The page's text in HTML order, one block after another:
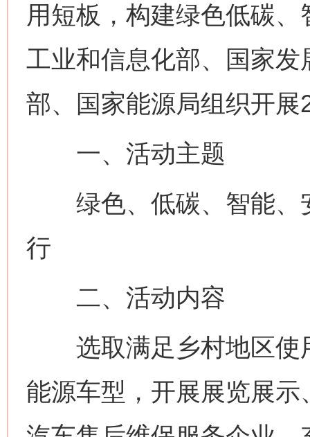
用短板，构建绿色低碳
工业和信息化部、国家
部、国家能源局组织开
一、活动主题
绿色、低碳、智能、
行
二、活动内容
选取满足乡村地区使
能源车型，开展展览展